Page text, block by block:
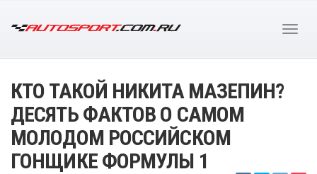
КТО ТАКОЙ НИКИТА МАЗЕПИН?
ДЕСЯТЬ ФАКТОВ О САМОМ
МОЛОДОМ РОССИЙСКОМ
ГОНЩИКЕ ФОРМУЛЫ 1